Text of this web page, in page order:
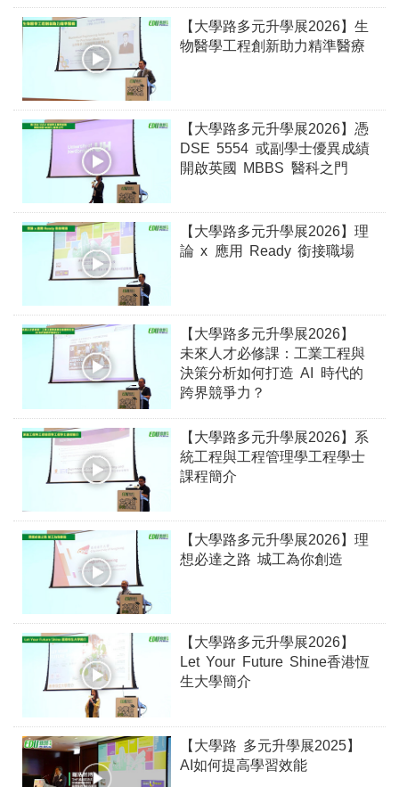
【大學路多元升學展2026】生
物醫學工程創新助力精準醫療
【大學路多元升學展2026】憑
DSE 5554 或副學士優異成績
開啟英國 MBBS 醫科之門
【大學路多元升學展2026】理
論 x 應用 Ready 銜接職場
【大學路多元升學展2026】
未來人才必修課：工業工程與
決策分析如何打造 AI 時代的
跨界競爭力？
【大學路多元升學展2026】系
統工程與工程管理學工程學士
課程簡介
【大學路多元升學展2026】理
想必達之路 城工為你創造
【大學路多元升學展2026】
Let Your Future Shine香港恆
生大學簡介
【大學路 多元升學展2025】
AI如何提高學習效能